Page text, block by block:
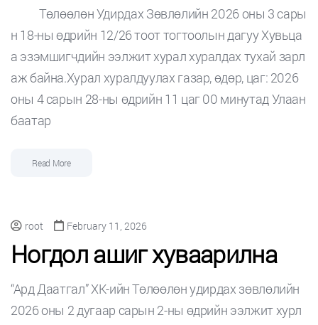
Төлөөлөн Удирдах Зөвлөлийн 2026 оны 3 сары
н 18-ны өдрийн 12/26 тоот тогтоолын дагуу Хувьца
а эзэмшигчдийн ээлжит хурал хуралдах тухай зарл
аж байна.Хурал хуралдуулах газар, өдөр, цаг: 2026
оны 4 сарын 28-ны өдрийн 11 цаг 00 минутад Улаан
баатар
Read More
root February 11, 2026
Ногдол ашиг хуваарилна
“Ард Даатгал” ХК-ийн Төлөөлөн удирдах зөвлөлийн
2026 оны 2 дугаар сарын 2-ны өдрийн ээлжит хурл